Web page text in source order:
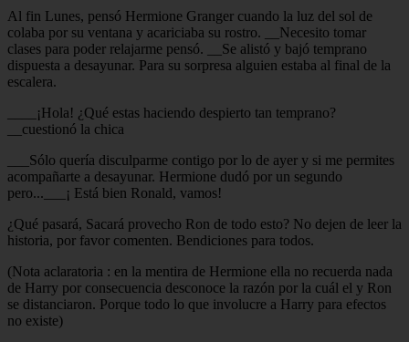
Al fin Lunes, pensó Hermione Granger cuando la luz del sol de
colaba por su ventana y acariciaba su rostro. __Necesito tomar
clases para poder relajarme pensó. __Se alistó y bajó temprano
dispuesta a desayunar. Para su sorpresa alguien estaba al final de la
escalera.
____¡Hola! ¿Qué estas haciendo despierto tan temprano?
__cuestionó la chica
___Sólo quería disculparme contigo por lo de ayer y si me permites
acompañarte a desayunar. Hermione dudó por un segundo
pero...___¡ Está bien Ronald, vamos!
¿Qué pasará, Sacará provecho Ron de todo esto? No dejen de leer la
historia, por favor comenten. Bendiciones para todos.
(Nota aclaratoria : en la mentira de Hermione ella no recuerda nada
de Harry por consecuencia desconoce la razón por la cuál el y Ron
se distanciaron. Porque todo lo que involucre a Harry para efectos
no existe)